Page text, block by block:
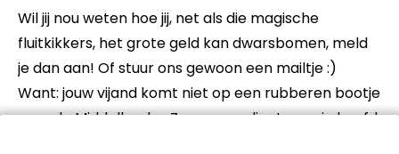
Wil jij nou weten hoe jij, net als die magische
fluitkikkers, het grote geld kan dwarsbomen, meld
je dan aan! Of stuur ons gewoon een mailtje :)
Want: jouw vijand komt niet op een rubberen bootje
over de Middellandse Zee, maar vliegt over je hoofd